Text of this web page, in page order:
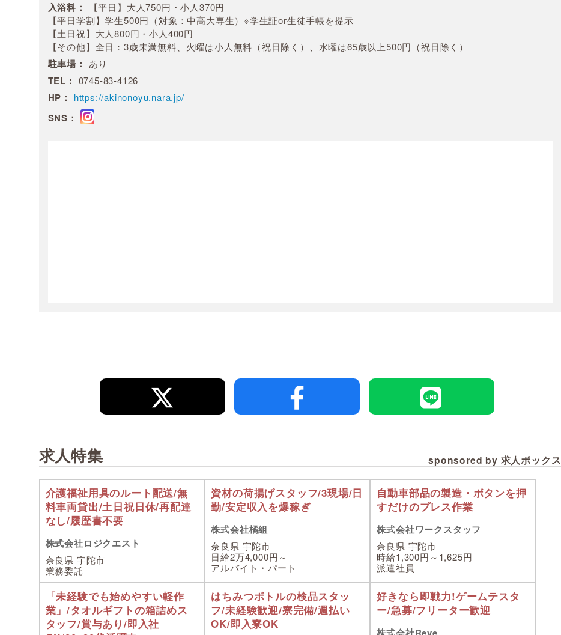
入浴料：
【平日】大人750円・小人370円
【平日学割】学生500円（対象：中高大専生）※学生証or生徒手帳を提示
【土日祝】大人800円・小人400円
【その他】全日：3歳未満無料、火曜は小人無料（祝日除く）、水曜は65歳以上500円（祝日除く）
駐車場： あり
TEL： 0745-83-4126
HP： https://akinonoyu.nara.jp/
SNS：
求人特集 sponsored by 求人ボックス
介護福祉用具のルート配送/無
料車両貸出/土日祝日休/再配達
なし/履歴書不要
株式会社ロジクエスト
奈良県 宇陀市
業務委託
資材の荷揚げスタッフ/3現場/日
勤/安定収入を爆稼ぎ
株式会社橘組
奈良県 宇陀市
日給2万4,000円～
アルバイト・パート
自動車部品の製造・ボタンを押
すだけのプレス作業
株式会社ワークスタッフ
奈良県 宇陀市
時給1,300円～1,625円
派遣社員
「未経験でも始めやすい軽作
業」/タオルギフトの箱詰めス
タッフ/賞与あり/即入社
はちみつボトルの検品スタッ
フ/未経験歓迎/寮完備/週払い
OK/即入寮OK
好きなら即戦力!ゲームテスタ
ー/急募/フリーター歓迎